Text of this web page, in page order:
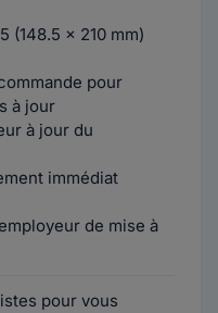
(148.5 x 210 mm)
pour
à jour
à jour du
immédiat
de mise à
pour vous